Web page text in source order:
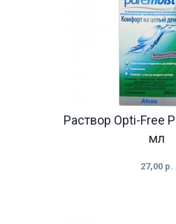
Раствор Opti-Free
мл
27,00 р.